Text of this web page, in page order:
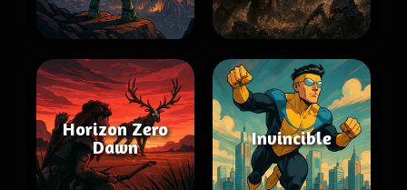
Horizon Zero
Dawn
Invincible